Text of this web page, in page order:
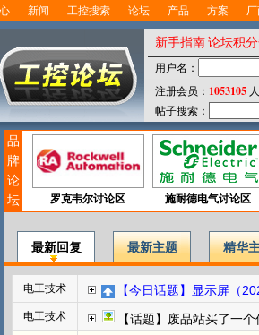
新闻 工控搜索 论坛 产品 方案
新手指南论坛积
用户名：
注册会员： 1053105
帖子搜索：
品
牌
论
坛
罗克韦尔讨论区 施耐德电气讨论区
最新回复 最新主题 精华
电工技术 【今日话题】显示屏（
电工技术 【话题】废品站买了一